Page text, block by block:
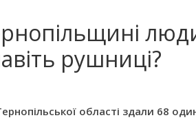
рушниці?
області здали 68